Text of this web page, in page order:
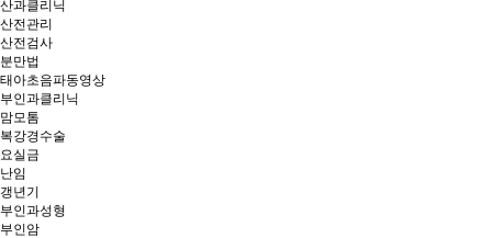
산과클리닉
산전관리
산전검사
분만법
태아초음파동영상
부인과클리닉
맘모톰
복강경수술
요실금
난임
갱년기
부인과성형
부인암